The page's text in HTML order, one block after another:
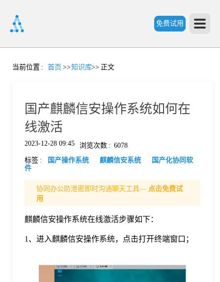
免费试用
首
格
当前位置 : 首页 >>知识库>> 正文
国产麒麟信安操作系统如何在
线激活
2023-12-28 09:45 浏览次数 : 6078
标签 : 国产操作系统 麒麟信安系统
国产化协同软
件
协同办公防泄密即时沟通聊天工具— 点击免费试
用
麒麟信安操作系统在线激活步骤如下：
1、进入麒麟信安操作系统，点击打开终端窗口；